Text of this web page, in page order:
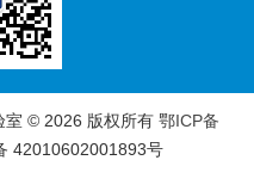
室 © 2026 版权所有 鄂ICP备
42010602001893号